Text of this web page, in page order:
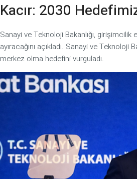
Kacır: 2030
Sanayi ve Teknoloji Bakanlığı,
ayıracağını açıkladı. Sanayi ve
merkez olma hedefini vurguladı.